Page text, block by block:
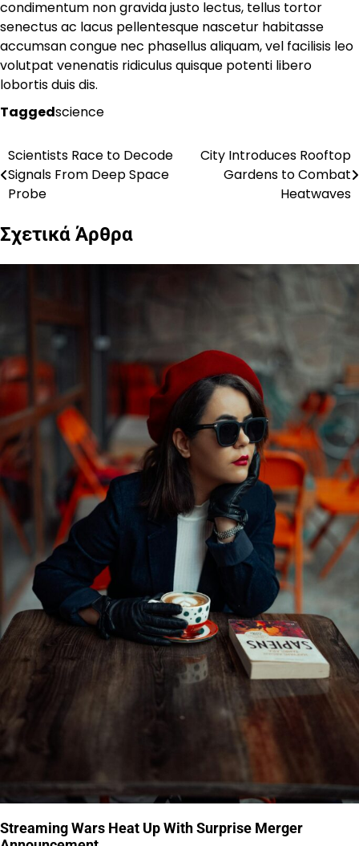
condimentum non gravida justo lectus, tellus tortor
senectus ac lacus pellentesque nascetur habitasse
accumsan congue nec phasellus aliquam, vel facilisis leo
volutpat venenatis ridiculus quisque potenti libero
lobortis duis dis.
Taggedscience
Πλοήγηση
άρθρων
Scientists Race to Decode
Signals From Deep Space
Probe
City Introduces Rooftop
Gardens to Combat
Heatwaves
Σχετικά Άρθρα
Streaming Wars Heat Up With Surprise Merger